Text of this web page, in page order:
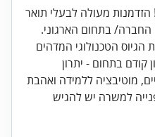
מעולה לבעלי תואר
בתחום הארגוני.
הגיוס הטכנולוגי המדהים
קודם בתחום - יתרון
מוטיבציה ללמידה ואהבת
למשרה יש להגיש